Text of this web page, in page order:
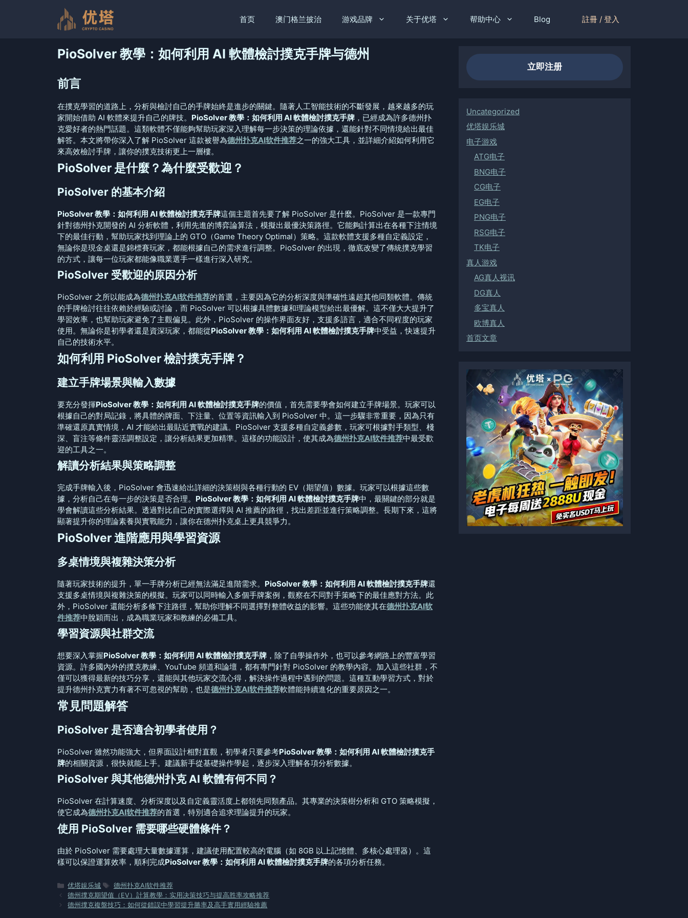
首页 澳门格兰披治 游戏品牌 关于优塔 帮助中心 Blog 註冊 / 登入
PioSolver 教學：如何利用 AI 軟體檢討撲克手牌与德州
前言
在撲克學習的道路上，分析與檢討自己的手牌始終是進步的關鍵。隨著人工智能技術的不斷發展，越來越多的玩
家開始借助 AI 軟體來提升自己的牌技。 PioSolver 教學：如何利用 AI 軟體檢討撲克手牌 ，已經成為許多德州扑
克愛好者的熱門話題。這類軟體不僅能夠幫助玩家深入理解每一步決策的理論依據，還能針對不同情境給出最佳
解答。本文將帶你深入了解 PioSolver 這款被譽為德州扑克AI软件推荐之一的強大工具，並詳細介紹如何利用它
來高效檢討手牌，讓你的撲克技術更上一層樓。
PioSolver 是什麼？為什麼受歡迎？
PioSolver 的基本介紹
PioSolver 教學：如何利用 AI 軟體檢討撲克手牌這個主題首先要了解 PioSolver 是什麼。PioSolver 是一款專門
針對德州扑克開發的 AI 分析軟體，利用先進的博弈論算法，模擬出最優決策路徑。它能夠計算出在各種下注情境
下的最佳行動，幫助玩家找到理論上的 GTO（Game Theory Optimal）策略。這款軟體支援多種自定義設定，
無論你是現金桌還是錦標賽玩家，都能根據自己的需求進行調整。PioSolver 的出現，徹底改變了傳統撲克學習
的方式，讓每一位玩家都能像職業選手一樣進行深入研究。
PioSolver 受歡迎的原因分析
PioSolver 之所以能成為德州扑克AI软件推荐的首選，主要因為它的分析深度與準確性遠超其他同類軟體。傳統
的手牌檢討往往依賴於經驗或討論，而 PioSolver 可以根據具體數據和理論模型給出最優解。這不僅大大提升了
學習效率，也幫助玩家避免了主觀偏見。此外，PioSolver 的操作界面友好，支援多語言，適合不同程度的玩家
使用。無論你是初學者還是資深玩家，都能從PioSolver 教學：如何利用 AI 軟體檢討撲克手牌中受益，快速提升
自己的技術水平。
如何利用 PioSolver 檢討撲克手牌？
建立手牌場景與輸入數據
要充分發揮PioSolver 教學：如何利用 AI 軟體檢討撲克手牌的價值，首先需要學會如何建立手牌場景。玩家可以
根據自己的對局記錄，將具體的牌面、下注量、位置等資訊輸入到 PioSolver 中。這一步驟非常重要，因為只有
準確還原真實情境，AI 才能給出最貼近實戰的建議。PioSolver 支援多種自定義參數，玩家可根據對手類型、棧
深、盲注等條件靈活調整設定，讓分析結果更加精準。這樣的功能設計，使其成為德州扑克AI软件推荐中最受歡
迎的工具之一。
解讀分析結果與策略調整
完成手牌輸入後，PioSolver 會迅速給出詳細的決策樹與各種行動的 EV（期望值）數據。玩家可以根據這些數
據，分析自己在每一步的決策是否合理。 PioSolver 教學：如何利用 AI 軟體檢討撲克手牌中，最關鍵的部分就是
學會解讀這些分析結果。透過對比自己的實際選擇與 AI 推薦的路徑，找出差距並進行策略調整。長期下來，這將
顯著提升你的理論素養與實戰能力，讓你在德州扑克桌上更具競爭力。
PioSolver 進階應用與學習資源
多桌情境與複雜決策分析
隨著玩家技術的提升，單一手牌分析已經無法滿足進階需求。 PioSolver 教學：如何利用 AI 軟體檢討撲克手牌還
支援多桌情境與複雜決策的模擬。玩家可以同時輸入多個手牌案例，觀察在不同對手策略下的最佳應對方法。此
外，PioSolver 還能分析多條下注路徑，幫助你理解不同選擇對整體收益的影響。這些功能使其在德州扑克AI软
件推荐中脫穎而出，成為職業玩家和教練的必備工具。
學習資源與社群交流
想要深入掌握PioSolver 教學：如何利用 AI 軟體檢討撲克手牌 ，除了自學操作外，也可以參考網路上的豐富學習
資源。許多國內外的撲克教練、YouTube 頻道和論壇，都有專門針對 PioSolver 的教學內容。加入這些社群，不
僅可以獲得最新的技巧分享，還能與其他玩家交流心得，解決操作過程中遇到的問題。這種互動學習方式，對於
提升德州扑克實力有著不可忽視的幫助，也是德州扑克AI软件推荐軟體能持續進化的重要原因之一。
常見問題解答
PioSolver 是否適合初學者使用？
PioSolver 雖然功能強大，但界面設計相對直觀，初學者只要參考PioSolver 教學：如何利用 AI 軟體檢討撲克手
牌的相關資源，很快就能上手。建議新手從基礎操作學起，逐步深入理解各項分析數據。
PioSolver 與其他德州扑克 AI 軟體有何不同？
PioSolver 在計算速度、分析深度以及自定義靈活度上都領先同類產品。其專業的決策樹分析和 GTO 策略模擬，
使它成為德州扑克AI软件推荐的首選，特別適合追求理論提升的玩家。
使用 PioSolver 需要哪些硬體條件？
由於 PioSolver 需要處理大量數據運算，建議使用配置較高的電腦（如 8GB 以上記憶體、多核心處理器）。這
樣可以保證運算效率，順利完成PioSolver 教學：如何利用 AI 軟體檢討撲克手牌的各項分析任務。
分
类
优塔娱乐城
标
签
德州扑克AI软件推荐
德州撲克期望值（EV）計算教學：实用决策技巧与提高胜率攻略推荐
德州撲克複盤技巧：如何從錯誤中學習提升勝率及高手實用經驗推薦
立即注册
Uncategorized
优塔娱乐城
电子游戏
ATG电子
BNG电子
CG电子
EG电子
PNG电子
RSG电子
TK电子
真人游戏
AG真人视讯
DG真人
多宝真人
欧博真人
首页文章